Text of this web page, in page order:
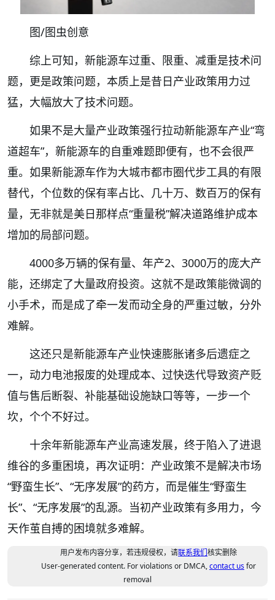
图/图虫创意
综上可知，新能源车过重、限重、减重是技术问
题，更是政策问题，本质上是昔日产业政策用力过
猛，大幅放大了技术问题。
如果不是大量产业政策强行拉动新能源车产业“弯
道超车”，新能源车的自重难题即便有，也不会很严
重。如果新能源车作为大城市都市圈代步工具的有限
替代，个位数的保有率占比、几十万、数百万的保有
量，无非就是美日那样点“重量税”解决道路维护成本
增加的局部问题。
4000多万辆的保有量、年产2、3000万的庞大产
能，还绑定了大量政府投资。这就不是政策能微调的
小手术，而是成了牵一发而动全身的严重过敏，分外
难解。
这还只是新能源车产业快速膨胀诸多后遗症之
一，动力电池报废的处理成本、过快迭代导致资产贬
值与售后断裂、补能基础设施缺口等等，一步一个
坎，个个不好过。
十余年新能源车产业高速发展，终于陷入了进退
维谷的多重困境，再次证明：产业政策不是解决市场
“野蛮生长”、“无序发展”的药方，而是催生“野蛮生
长”、“无序发展”的乱源。当初产业政策有多用力，今
天作茧自搏的困境就多难解。
用户发布内容分享，若违规侵权，请联系我们核实删除
User-generated content. For violations or DMCA,contact usfor
removal